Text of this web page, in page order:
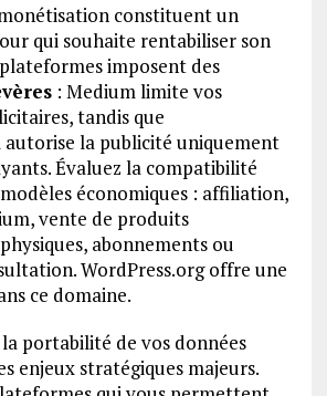
constituent un
qui souhaite rentabiliser son
imposent des
: Medium limite vos
tandis que
autorise la publicité uniquement
Évaluez la compatibilité
économiques : affiliation,
vente de produits
abonnements ou
WordPress.org offre une
ce domaine.
portabilité de vos données
enjeux stratégiques majeurs.